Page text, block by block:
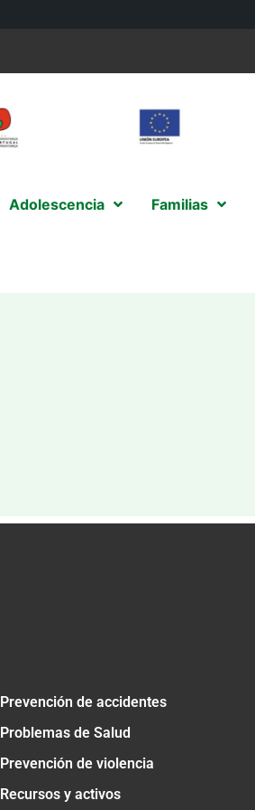
Adolescencia Familias
Prevención de accidentes
Problemas de Salud
Prevención de violencia
Recursos y activos